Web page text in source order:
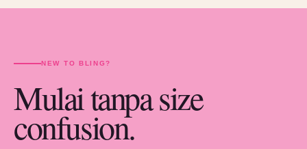
NEW TO BLING?
Mulai tanpa size
confusion.